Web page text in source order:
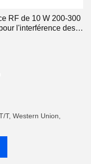
RF de 10 W 200-300
l'interférence des
T, Western Union,